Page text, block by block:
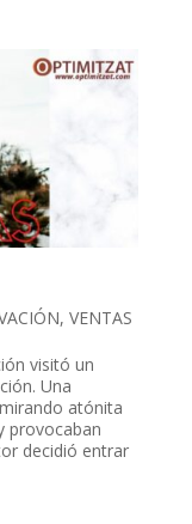
, VENTAS
visitó un
Una
atónita
provocaban
decidió entrar